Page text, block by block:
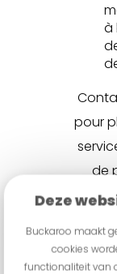
Deze
Buckaroo maakt
cookies
functionaliteit van
à
pour
de